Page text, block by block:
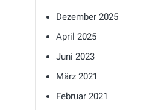
Dezember 2025
April 2025
Juni 2023
März 2021
Februar 2021